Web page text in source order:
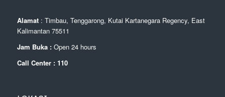
Alamat: Timbau, Tenggarong, Kutai Kartanegara Regency, East
Kalimantan 75511
Jam Buka : Open 24 hours
Call Center : 110